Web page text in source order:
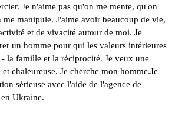
Je n'aime pas qu'on me mente, qu'on
manipule. J'aime avoir beaucoup de vie,
et de vivacité autour de moi. Je
un homme pour qui les valeurs intérieures
la famille et la réciprocité. Je veux une
chaleureuse. Je cherche mon homme.Je
sérieuse avec l'aide de l'agence de
Ukraine.